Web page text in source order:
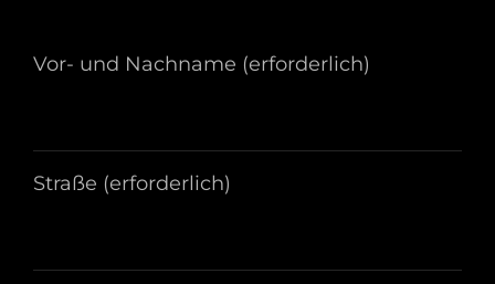
Vor- und Nachname (erforderlich)
Straße (erforderlich)